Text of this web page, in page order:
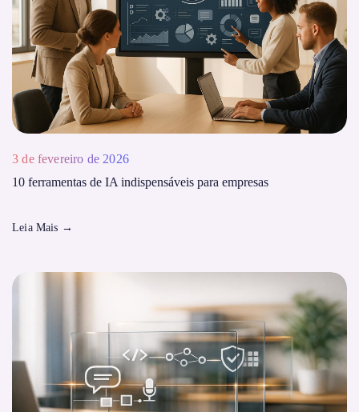
3 de fevereiro de 2026
10 ferramentas de IA indispensáveis ​​para empresas
Leia Mais →